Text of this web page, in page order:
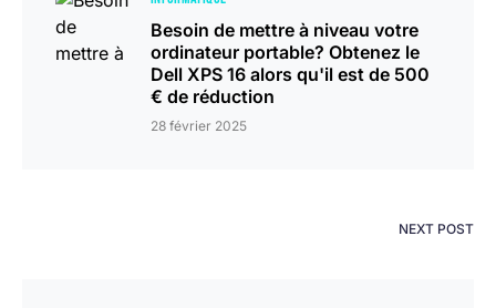
Besoin de mettre à niveau votre
ordinateur portable? Obtenez le
Dell XPS 16 alors qu'il est de 500
€ de réduction
28 février 2025
NEXT POST